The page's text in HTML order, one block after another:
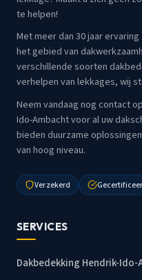
te helpen!
Met meer dan 30 jaar
het gebied van
verschillende soorten
verhelpen van lekkages, wij
Neem vandaag nog contact
Ido-Ambacht voor al uw
bieden duurzame
van hoog niveau.
Verzekerd
SERVICES
Dakbedekking Hendrik-Ido-